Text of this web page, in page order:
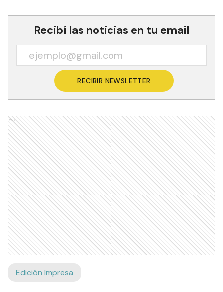
Recibí las noticias en tu email
RECIBIR NEWSLETTER
Ads
Edición Impresa